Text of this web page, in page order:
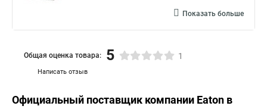
Показать больше
Написать отзыв
Общая оценка товара: 5 1
Официальный поставщик компании Eaton в